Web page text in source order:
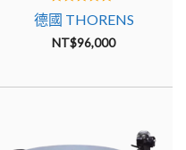
外，還有大量帶有加固底
TD 145/146/147 系
Mk II、TP 16 – TP 16 Mk
變體都使用沒有電子控制
5.00
out of 5
德國 THORENS
NT$96,000